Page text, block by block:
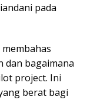
pada
dan bagaimana
project. Ini
berat bagi